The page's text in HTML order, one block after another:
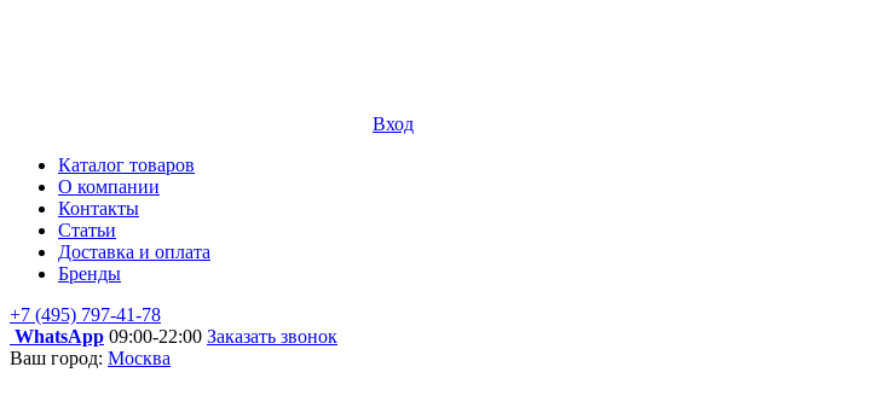
Вход
Каталог товаров
О компании
Контакты
Статьи
Доставка и оплата
Бренды
+7 (495) 797-41-78
WhatsApp 09:00-22:00 Заказать звонок
Ваш город: Москва